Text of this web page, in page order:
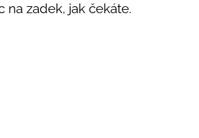
na zadek, jak čekáte.